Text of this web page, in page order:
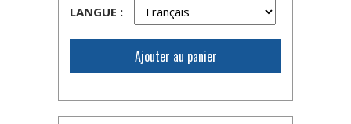
LANGUE :
Ajouter au panier